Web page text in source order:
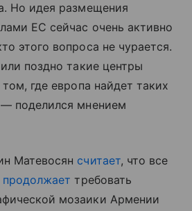
Но идея размещения
ЕС сейчас очень активно
этого вопроса не чурается.
поздно такие центры
где европа найдет таких
поделился мнением
Матевосян считает, что все
продолжает требовать
мозаики Армении